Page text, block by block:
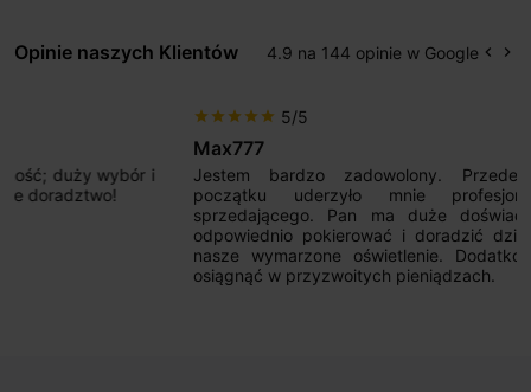
Opinie naszych Klientów 4.9 na 144 opinie w Google keyboard_arrow_left keyboard_arrow_right
Jestem bardzo zadowolony. Przede wszystkim od
początku uderzyło mnie profesjonalne podejście
sprzedającego. Pan ma duże doświadczenie i potrafi
odpowiednio pokierować i doradzić dzięki czemu mamy
nasze wymarzone oświetlenie. Dodatkowo udało się to
osiągnąć w przyzwoitych pieniądzach.